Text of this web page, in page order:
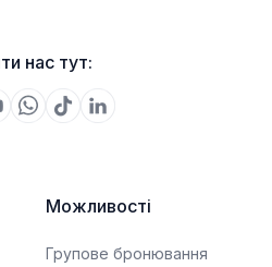
нас тут:
Можливості
Групове бронювання